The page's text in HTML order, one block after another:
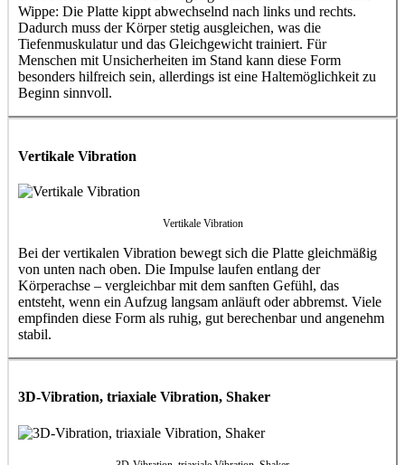
Wippe: Die Platte kippt abwechselnd nach links und rechts.
Dadurch muss der Körper stetig ausgleichen, was die
Tiefenmuskulatur und das Gleichgewicht trainiert. Für
Menschen mit Unsicherheiten im Stand kann diese Form
besonders hilfreich sein, allerdings ist eine Haltemöglichkeit zu
Beginn sinnvoll.
Vertikale Vibration
Vertikale Vibration
Bei der vertikalen Vibration bewegt sich die Platte gleichmäßig
von unten nach oben. Die Impulse laufen entlang der
Körperachse – vergleichbar mit dem sanften Gefühl, das
entsteht, wenn ein Aufzug langsam anläuft oder abbremst. Viele
empfinden diese Form als ruhig, gut berechenbar und angenehm
stabil.
3D-Vibration, triaxiale Vibration, Shaker